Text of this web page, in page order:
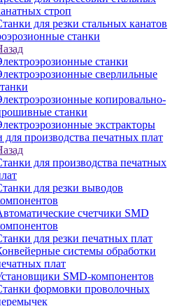
строп
для резки стальных канатов
станки
станки
сверлильные
копировально-
станки
экстракторы
для производства печатных плат
для производства печатных
для резки выводов
счетчики SMD
для резки печатных плат
системы обработки
плат
SMD-компонентов
формовки проволочных